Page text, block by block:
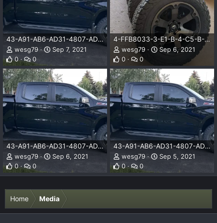
43-A91-AB6-AD31-4807-AD2-A-ABDA14-A637-ED.jpg
wesg79
Sep 7, 2021
0
0
4-FFB8033-3-E1-B-4-C5-B-BAF2-ADF028964-E2-B.jpg
wesg79
Sep 6, 2021
0
0
43-A91-AB6-AD31-4807-AD2-A-ABDA14-A637-ED.jpg
wesg79
Sep 6, 2021
0
0
43-A91-AB6-AD31-4807-AD2-A-ABDA14-A637-ED.jpg
wesg79
Sep 5, 2021
0
0
Home Media